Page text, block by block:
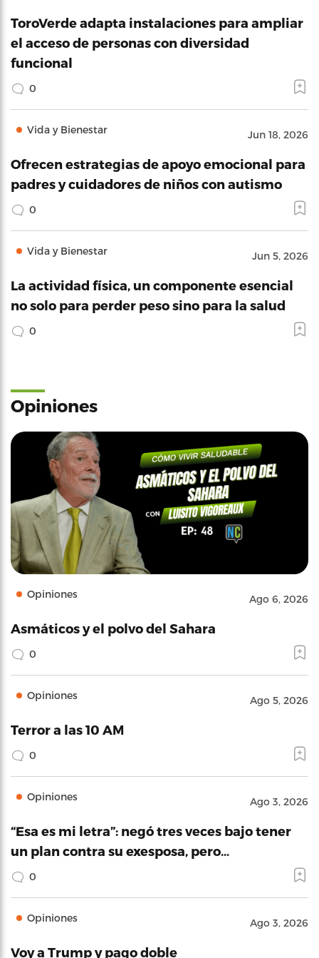
ToroVerde adapta instalaciones para ampliar
el acceso de personas con diversidad
funcional
0
Vida y Bienestar Jun 18, 2026
Ofrecen estrategias de apoyo emocional para
padres y cuidadores de niños con autismo
0
Vida y Bienestar Jun 5, 2026
La actividad física, un componente esencial
no solo para perder peso sino para la salud
0
Opiniones
Opiniones Ago 6, 2026
Asmáticos y el polvo del Sahara
0
Opiniones Ago 5, 2026
Terror a las 10 AM
0
Opiniones Ago 3, 2026
“Esa es mi letra”: negó tres veces bajo tener
un plan contra su exesposa, pero…
0
Opiniones Ago 3, 2026
Voy a Trump y pago doble